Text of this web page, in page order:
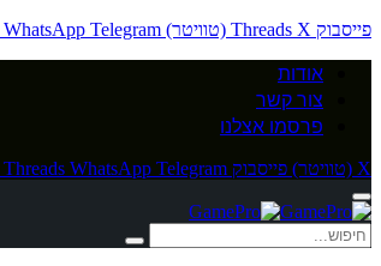
פייסבוק
Threads X (טוויטר) WhatsApp Telegram
אודות
צור קשר
פרסמו אצלנו
X (טוויטר) פייסבוק Threads WhatsApp Telegram